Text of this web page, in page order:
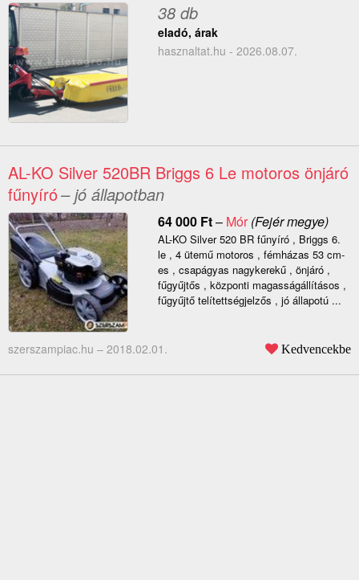
38 db
eladó, árak
hasznaltat.hu - 2026.08.07.
AL-KO Silver 520BR Briggs 6 Le motoros önjáró
fűnyíró– jó állapotban
64 000 Ft– Mór(Fejér megye)
AL-KO Silver 520 BR fűnyíró , Briggs 6.
le , 4 ütemű motoros , fémházas 53 cm-
es , csapágyas nagykerekű , önjáró ,
fűgyűjtős , központi magasságállításos ,
fűgyűjtő telítettségjelzős , jó állapotú ...
szerszampiac.hu – 2018.02.01. Kedvencekbe